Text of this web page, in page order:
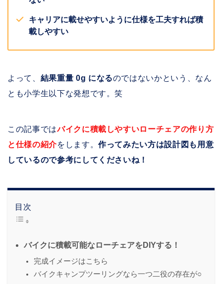
キャリアに載せやすいように仕様を工夫すれば積
載しやすい
よって、 結果重量 0g になるのではないかという、なん
とも小学生以下な発想です。笑
この記事ではバイクに積載しやすいローチェアの作り方
と仕様の紹介をします。作ってみたい方は設計図も用意
しているので参考にしてくださいね！
目次
バイクに積載可能なローチェアをDIYする！
完成イメージはこちら
バイクキャンプツーリングなら一つ二役の存在が○